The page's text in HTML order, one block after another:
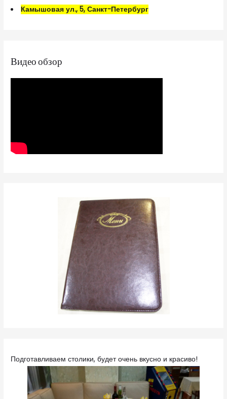
Камышовая ул., 5, Санкт-Петербург
Видео обзор
Подготавливаем столики, будет очень вкусно и красиво!